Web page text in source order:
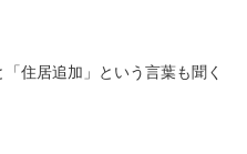
住居追加」という言葉も聞く